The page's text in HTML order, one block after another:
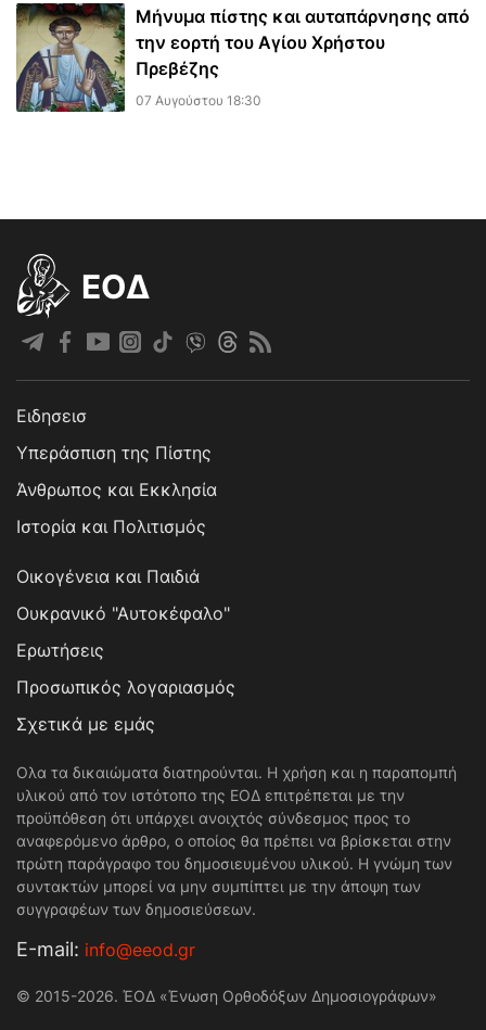
Μήνυμα πίστης και αυταπάρνησης από
την εορτή του Αγίου Χρήστου
Πρεβέζης
07 Αυγούστου 18:30
EOΔ
Ειδησεισ
Υπεράσπιση της Πίστης
Άνθρωπος και Εκκλησία
Ιστορία και Πολιτισμός
Οικογένεια και Παιδιά
Ουκρανικό "Αυτοκέφαλο"
Ερωτήσεις
Προσωπικός λογαριασμός
Σχετικά με εμάς
Ολα τα δικαιώματα διατηρούνται. Η χρήση και η παραπομπή
υλικού από τον ιστότοπο της ΕΟΔ επιτρέπεται με την
προϋπόθεση ότι υπάρχει ανοιχτός σύνδεσμος προς το
αναφερόμενο άρθρο, ο οποίος θα πρέπει να βρίσκεται στην
πρώτη παράγραφο του δημοσιευμένου υλικού. Η γνώμη των
συντακτών μπορεί να μην συμπίπτει με την άποψη των
συγγραφέων των δημοσιεύσεων.
Е-mail: info@eeod.gr
© 2015-2026. ΈΟΔ «Ένωση Ορθοδόξων Δημοσιογράφων»